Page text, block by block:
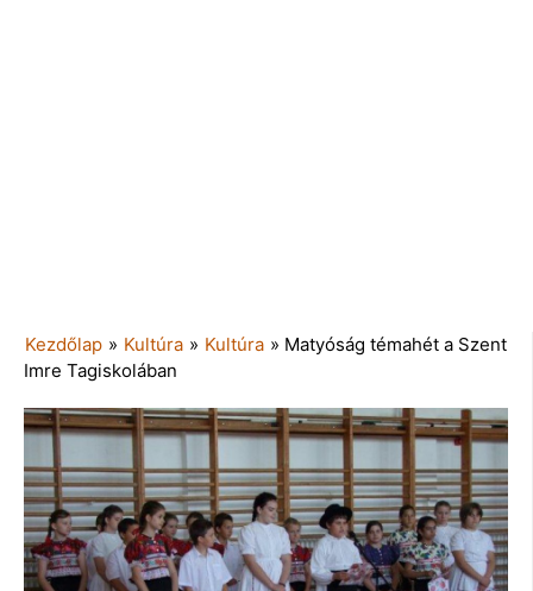
Kezdőlap » Kultúra » Kultúra » Matyóság témahét a Szent
Imre Tagiskolában